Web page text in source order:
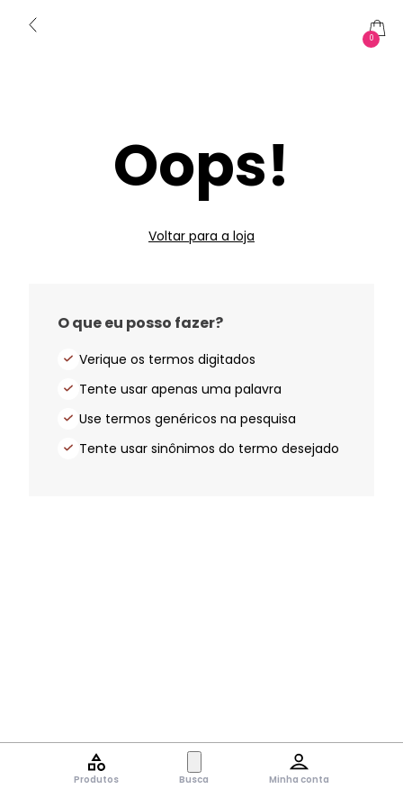
0
Produtos Busca Minha conta
Oops!
Voltar para a loja
O que eu posso fazer?
Verique os termos digitados
Tente usar apenas uma palavra
Use termos genéricos na pesquisa
Tente usar sinônimos do termo desejado